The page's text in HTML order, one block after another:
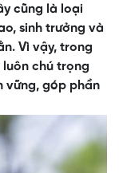
cũng là loại
sinh trưởng và
Vì vậy, trong
luôn chú trọng
vững, góp phần